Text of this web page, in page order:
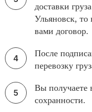
доставки
Ульяновск,
вами договор.
После
перевозку
Вы получаете
сохранности.